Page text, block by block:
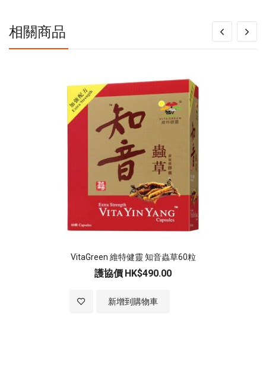
相關商品
VitaGreen 維特健靈 知音蟲草60粒
護協價 HK$490.00
新增到購物車
加入至願望清單